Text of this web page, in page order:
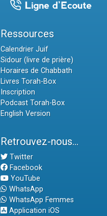
Ressources
Calendrier Juif
Sidour (livre de prière)
Horaires de Chabbath
Livres Torah-Box
Inscription
Podcast Torah-Box
English Version
Retrouvez-nous...
Twitter
Facebook
YouTube
WhatsApp
WhatsApp Femmes
Application iOS